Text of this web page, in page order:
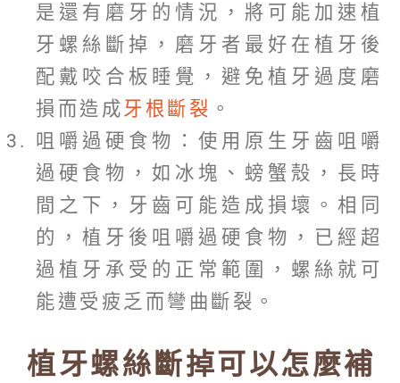
是還有磨牙的情況，將可能加速植
牙螺絲斷掉，磨牙者最好在植牙後
配戴咬合板睡覺，避免植牙過度磨
損而造成牙根斷裂 。
咀嚼過硬食物：使用原生牙齒咀嚼
過硬食物，如冰塊、螃蟹殼，長時
間之下，牙齒可能造成損壞。相同
的，植牙後咀嚼過硬食物，已經超
過植牙承受的正常範圍，螺絲就可
能遭受疲乏而彎曲斷裂。
植牙螺絲斷掉可以怎麼補